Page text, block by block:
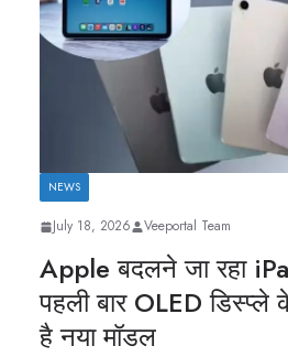
NEWS
July 18, 2026 Veeportal Team
Apple बदलने जा रहा
पहली बार OLED
है नया मॉडल